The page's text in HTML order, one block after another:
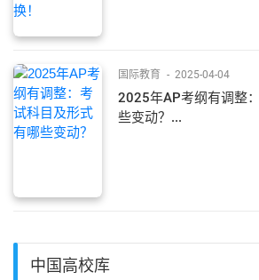
国际教育 - 2025-04-04
2025年AP考纲有调整
些变动？...
中国高校库